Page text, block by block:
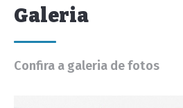
Galeria
Confira a galeria de fotos